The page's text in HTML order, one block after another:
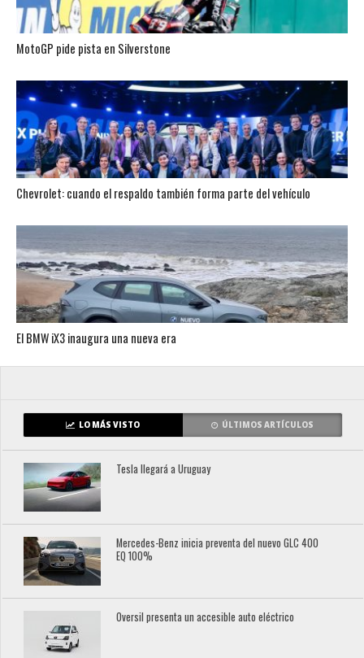
MotoGP pide pista en Silverstone
Chevrolet: cuando el respaldo también forma parte del vehículo
El BMW iX3 inaugura una nueva era
LO MÁS VISTO ÚLTIMOS ARTÍCULOS
Tesla llegará a Uruguay
Mercedes-Benz inicia preventa del nuevo GLC 400
EQ 100%
Oversil presenta un accesible auto eléctrico